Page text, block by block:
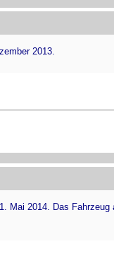
2013.
Mai 2014. Das Fahrzeug